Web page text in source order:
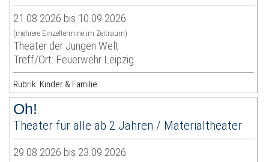
21.08.2026 bis 10.09.2026
(mehrere Einzeltermine im Zeitraum)
Theater der Jungen Welt
Treff/Ort: Feuerwehr Leipzig
Rubrik: Kinder & Familie
Oh!
Theater für alle ab 2 Jahren / Materialtheater
29.08.2026 bis 23.09.2026